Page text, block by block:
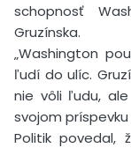
schopnosť
Gruzínska.
„Washington
ľudí do ulíc.
nie vôli ľudu,
svojom
Politik povedal,